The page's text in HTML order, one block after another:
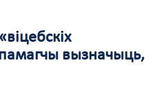
вызначыць,